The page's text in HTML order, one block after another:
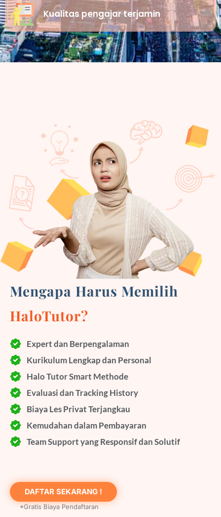
Kualitas pengajar terjamin
Mengapa Harus Memilih
HaloTutor?
Expert dan Berpengalaman
Kurikulum Lengkap dan Personal
Halo Tutor Smart Methode
Evaluasi dan Tracking History
Biaya Les Privat Terjangkau
Kemudahan dalam Pembayaran
Team Support yang Responsif dan Solutif
DAFTAR SEKARANG !
*Gratis Biaya Pendaftaran